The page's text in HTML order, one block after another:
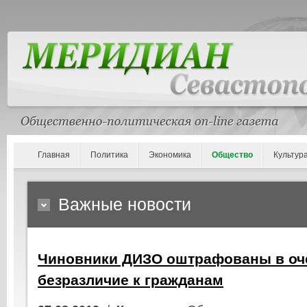
Главная Политика Экономика Общество
Важные новости
Чиновники ДИЗО оштрафованы в
безразличие к гражданам